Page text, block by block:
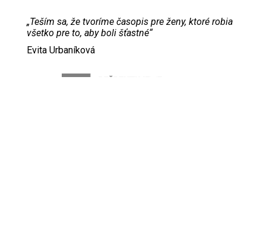
„Teším sa, že tvoríme časopis pre ženy, ktoré robia
všetko pre to, aby boli šťastné“
Evita Urbaníková